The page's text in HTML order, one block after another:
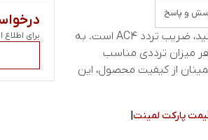
و پاسخ
اولین شاخصه‌ای که از تروپیکال باید بدانید، ضریب تردد AC4 است. به
میزان ترددی مناسب
از کیفیت محصول، این
پارکت لمینت
برای